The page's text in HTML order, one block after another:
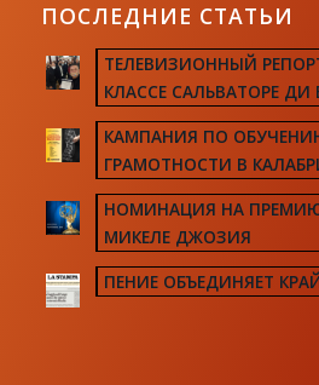
ПОСЛЕДНИЕ СТАТЬИ
ТЕЛЕВИЗИОННЫЙ
КЛАССЕ САЛЬВАТОРЕ ДИ
КАМПАНИЯ ПО
ГРАМОТНОСТИ В
НОМИНАЦИЯ НА
МИКЕЛЕ ДЖОЗИЯ
ПЕНИЕ ОБЪЕДИНЯЕТ